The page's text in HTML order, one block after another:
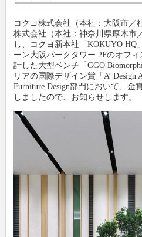
オフマガニュース
メーカー発信ニュースリリース
新製品情報
文具動画紹介
文具ミニミニ歴史館
業界情報リンク集
メーカー
卸
小売店
各種団体
オフィスマガジン社について
会社概要
新聞購読申し込み
広告掲載について
プライバシーポリシー
コクヨ株式会社（本社：大阪市
株式会社（本社：神奈川県厚木市
し、コクヨ新本社「KOKUYO HQ
ーン大阪パークタワー 2Fのオフ
計した大型ベンチ「GGO
リアの国際デザイン賞「A’ Design
Furniture Design部門において、金
しましたので、お知らせします。